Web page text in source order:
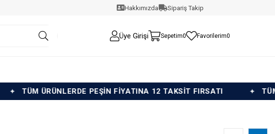
Hakkımızda Sipariş Takip
Üye Girişi Sepetim0 Favorilerim0
PEŞİN FİYATINA 12 TAKSİT FIRSATI TÜM ÜRÜNLERDE